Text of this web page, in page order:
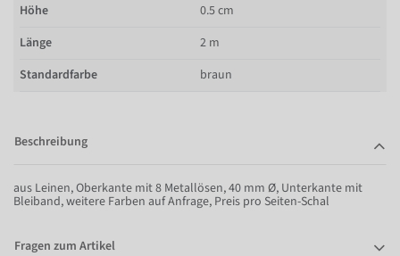
Höhe
0.5 cm
Länge
2 m
Standardfarbe
braun
Beschreibung
aus Leinen, Oberkante mit 8 Metallösen, 40 mm Ø, Unterkante mit
Bleiband, weitere Farben auf Anfrage, Preis pro Seiten-Schal
Fragen zum Artikel